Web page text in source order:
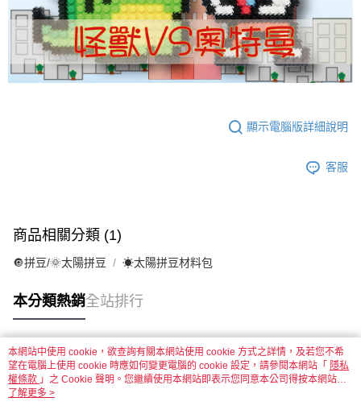
顯示電腦版詳細說明
客服
商品相關分類 (1)
🔘拼豆/🌞太陽拼豆 ☀太陽拼豆材料包
本分類熱銷全站排行
熱門標籤
本網站中使用 cookie，欲查詢有關本網站使用 cookie 方式之詳情，及若您不希
望在電腦上使用 cookie 時應如何變更電腦的 cookie 設定，請參閱本網站「 隱私
權條款 」之 Cookie 聲明。您繼續使用本網站即表示您同意本公司得按本網站使
用條款之 Cookie 聲明使用 cookie。
了解更多 >